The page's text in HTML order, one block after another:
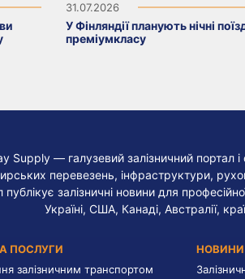
31.07.2026
У Фінляндії планують нічні
преміумкласу
Supply — галузевий залізничний портал
перевезень, інфраструктури,
публікує залізничні новини для
Україні, США, Канаді, Австралії,
ПОСЛУГИ
залізничним транспортом
НОВИНИ